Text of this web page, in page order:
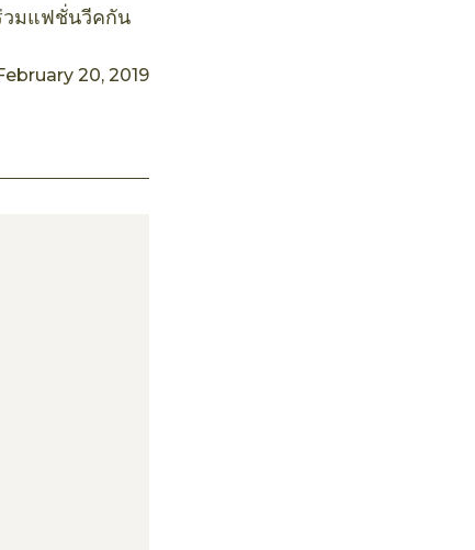
วมแฟชั่นวีคกัน
20, 2019